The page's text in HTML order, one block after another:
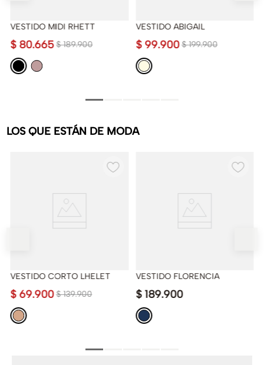
VESTIDO MIDI RHETT
$ 189.900
$ 80.665
VESTIDO ABIGAIL
$ 199.900
$ 99.900
LOS QUE ESTÁN DE MODA
VESTIDO CORTO LHELET
$ 139.900
$ 69.900
VESTIDO FLORENCIA
$ 189.900